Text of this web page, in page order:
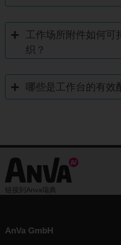
工作场所附件如何可
织？
哪些是工作台的有效
链接到Anva瑞典
AnVa GmbH